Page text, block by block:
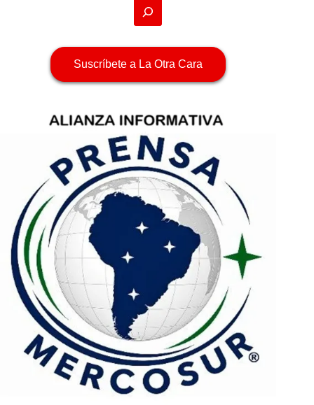
Suscríbete a La Otra Cara